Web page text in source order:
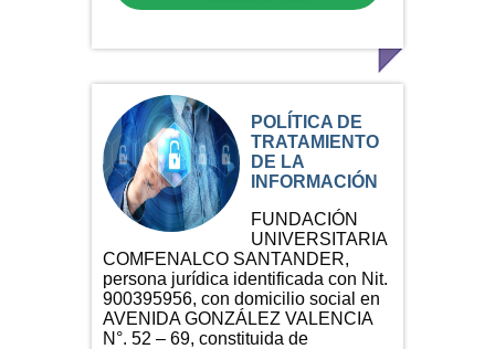
POLÍTICA DE
TRATAMIENTO
DE LA
INFORMACIÓN
FUNDACIÓN
UNIVERSITARIA
COMFENALCO SANTANDER,
persona jurídica identificada con Nit.
900395956, con domicilio social en
AVENIDA GONZÁLEZ VALENCIA
N°. 52 – 69, constituida de